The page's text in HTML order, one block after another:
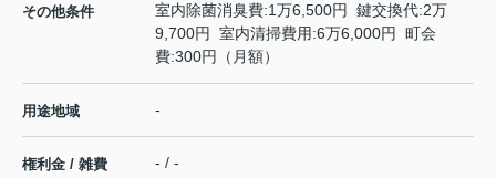
その他条件
室内除菌消臭費:1万6,500円 鍵交換代:2万
9,700円 室内清掃費用:6万6,000円 町会
費:300円（月額）
用途地域 -
権利金 / 雑費 - / -